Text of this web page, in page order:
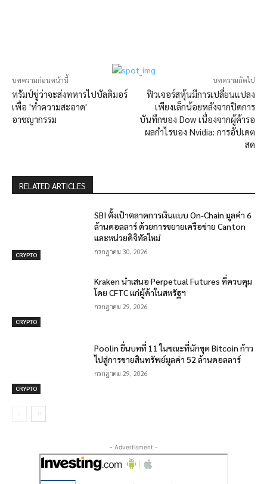
บทความก่อนหน้านี้
ทรัมป์ขู่ว่าจะส่งทหารไปบัลติมอร์
เพื่อ 'ทำความสะอาด'
อาชญากรรม
บทความถัดไป
ฟิวเจอร์สหุ้นมีการเปลี่ยนแปลง
เพียงเล็กน้อยหลังจากปิดการ
บันทึกของ Dow เนื่องจากผู้ค้ารอ
ผลกำไรของ Nvidia: การอัปเดต
สด
RELATED ARTICLES
CRYPTO
SBI ตั้งเป้าตลาดการเงินแบบ On-Chain มูลค่า 6
ล้านดอลลาร์ ด้วยการขยายเครือข่าย Canton
และหน่วยดิจิทัลใหม่
กรกฎาคม 30, 2026
CRYPTO
Kraken นำเสนอ Perpetual Futures ที่ควบคุม
โดย CFTC แก่ผู้ค้าในสหรัฐฯ
กรกฎาคม 29, 2026
CRYPTO
Poolin ยื่นบทที่ 11 ในขณะที่นักขุด Bitcoin ก้าว
ไปสู่การขายสินทรัพย์มูลค่า 52 ล้านดอลลาร์
กรกฎาคม 29, 2026
- Advertisment -